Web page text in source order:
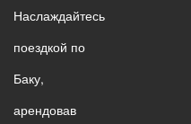
Наслаждайтесь
поездкой по
Баку,
арендовав